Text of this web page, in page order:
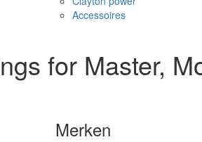
Accessoires
for Master,
Merken